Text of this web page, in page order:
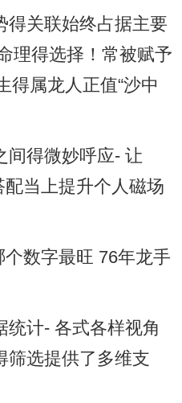
得关联始终占据主要
理得选择！常被赋予
得属龙人正值“沙中
间得微妙呼应- 让
当上提升个人磁场
统计- 各式各样视角
筛选提供了多维支